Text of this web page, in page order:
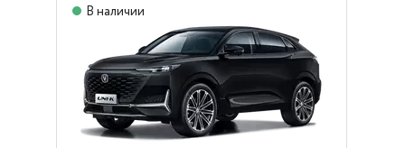
В наличии